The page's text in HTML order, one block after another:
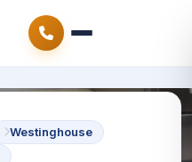
Westinghouse